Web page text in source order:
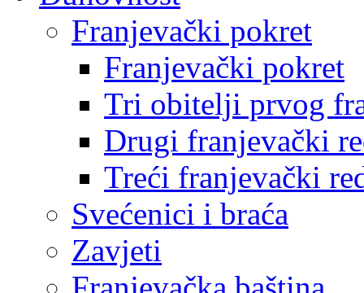
Franjevački pokret
Franjevački pokret
Tri obitelji prvog
Drugi franjevački
Treći franjevački
Svećenici i braća
Zavjeti